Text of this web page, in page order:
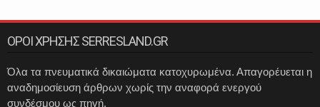
ΟΡΟΙ ΧΡΗΣΗΣ SERRESLAND.GR
Όλα τα πνευματικά δικαιώματα κατοχυρωμένα. Απαγορέυεται η
αναδημοσίευση άρθρων χωρίς την αναφορά ενεργού
συνδέσμου ως πηγή.